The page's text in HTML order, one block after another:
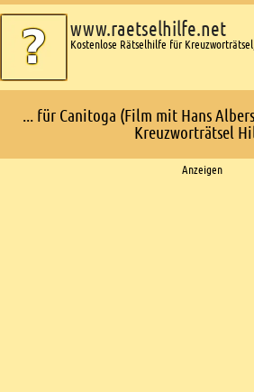
www.raetselhilfe.net
Kostenlose Rätselhilfe für
... für Canitoga (Film mit Hans
Kreuzworträtsel
Anzeigen